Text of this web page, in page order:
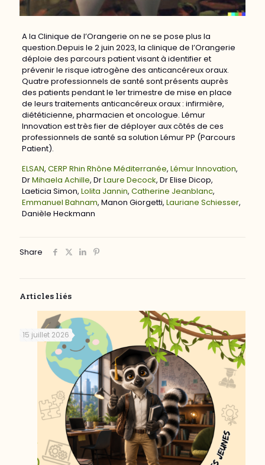
A la Clinique de l’Orangerie on ne se pose plus la
question.Depuis le 2 juin 2023, la clinique de l’Orangerie
déploie des parcours patient visant à identifier et
prévenir le risque iatrogène des anticancéreux oraux.
Quatre professionnels de santé sont présents auprès
des patients pendant le 1er trimestre de mise en place
de leurs traitements anticancéreux oraux : infirmière,
diététicienne, pharmacien et oncologue. Lémur
Innovation est très fier de déployer aux côtés de ces
professionnels de santé sa solution Lémur PP (Parcours
Patient).
ELSAN, CERP Rhin Rhône Méditerranée, Lémur Innovation,
DrMihaela Achille, DrLaure Decock, Dr Elise Dicop,
Laeticia Simon, Lolita Jannin, Catherine Jeanblanc,
Emmanuel Bahnam, Manon Giorgetti, Lauriane Schiesser,
Danièle Heckmann
Share
Articles liés
15 juillet 2026